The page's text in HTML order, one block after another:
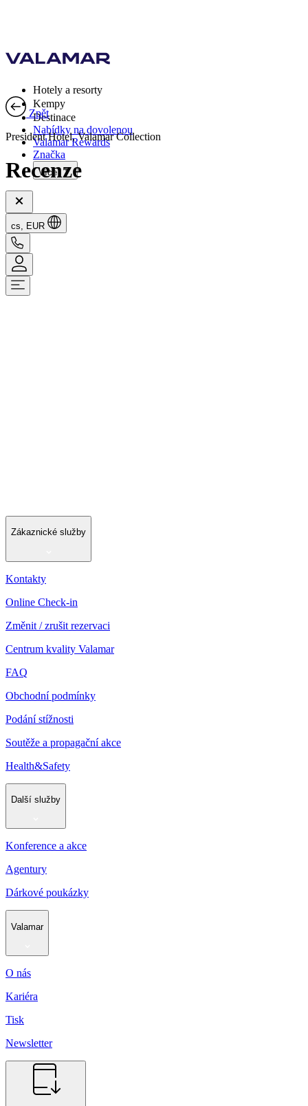
Hotely a resorty
Kempy
Destinace
Nabídky na dovolenou
Valamar Rewards
Značka
Více
cs, EUR
Zpět
President Hotel, Valamar Collection
Recenze
Zákaznické služby
Kontakty
Online Check-in
Změnit / zrušit rezervaci
Centrum kvality Valamar
FAQ
Obchodní podmínky
Podání stížnosti
Soutěže a propagační akce
Health&Safety
Další služby
Konference a akce
Agentury
Dárkové poukázky
Valamar
O nás
Kariéra
Tisk
Newsletter